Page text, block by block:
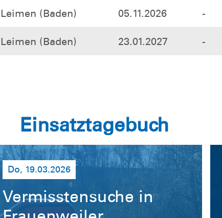
Do, 19.03.2026
Vermisstensuche in
Frauenweiler
(Wasserortung)
Wir wurden an diesem Tag